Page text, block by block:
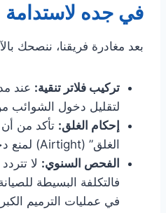
في جده لاستدامة
بعد مغادرة فريقنا، ننصحك
تركيب فلاتر تنقية: عند
لتقليل دخول الشوائب
إحكام الغلق: تأكد من
الغلق” (Airtight) لمنع دخول الأتربة والحشرات.
الفحص السنوي: لا
فالتكلفة البسيطة
في عمليات الترميم